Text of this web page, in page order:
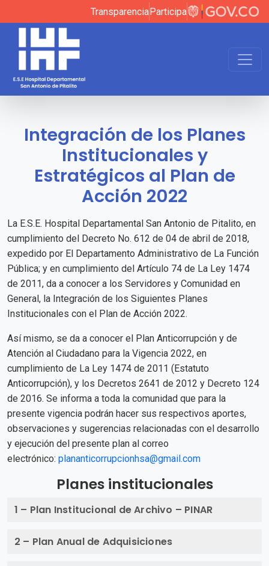
TransparenciaParticipa
Integración de los Planes
Institucionales y
Estratégicos al Plan de
Acción 2022
La E.S.E. Hospital Departamental San Antonio de Pitalito, en
cumplimiento del Decreto No. 612 de 04 de abril de 2018,
expedido por El Departamento Administrativo de La Función
Pública; y en cumplimiento del Artículo 74 de La Ley 1474
de 2011, da a conocer a los Servidores y Comunidad en
General, la Integración de los Siguientes Planes
Institucionales con el Plan de Acción 2022.
Así mismo, se da a conocer el Plan Anticorrupción y de
Atención al Ciudadano para la Vigencia 2022, en
cumplimiento de La Ley 1474 de 2011 (Estatuto
Anticorrupción), y los Decretos 2641 de 2012 y Decreto 124
de 2016. Se informa a toda la comunidad que para la
presente vigencia podrán hacer sus respectivos aportes,
observaciones y sugerencias relacionadas con el desarrollo
y ejecución del presente plan al correo
electrónico: plananticorrupcionhsa@gmail.com
Planes institucionales
1 – Plan Institucional de Archivo – PINAR
2 – Plan Anual de Adquisiciones